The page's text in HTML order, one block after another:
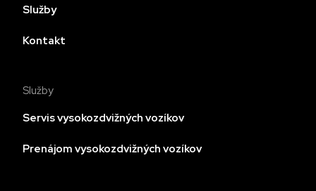
Služby
Kontakt
Služby
Servis vysokozdvižných vozíkov
Prenájom vysokozdvižných vozíkov